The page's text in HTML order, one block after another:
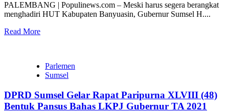
PALEMBANG | Populinews.com – Meski harus segera berangkat
menghadiri HUT Kabupaten Banyuasin, Gubernur Sumsel H....
Read More
Parlemen
Sumsel
DPRD Sumsel Gelar Rapat Paripurna XLVIII (48)
Bentuk Pansus Bahas LKPJ Gubernur TA 2021